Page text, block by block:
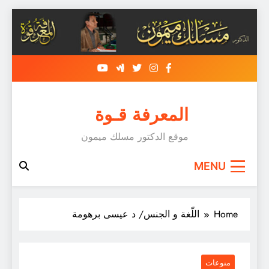
المعرفة قـوة
موقع الدكتور مسلك ميمون
MENU
Home اللّغة و الجنس/ د عيسى برهومة
منوعات